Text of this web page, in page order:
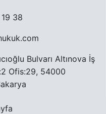
38
Bulvarı Altınova İş
Ofis:29, 54000